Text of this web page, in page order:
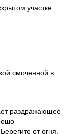
участке
смоченной в
раздражающее
от огня.